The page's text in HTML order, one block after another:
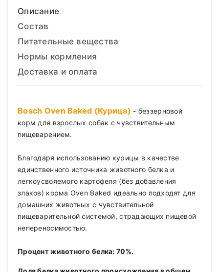
Описание
Состав
Питательные вещества
Нормы кормления
Доставка и оплата
Bosch Oven Baked (Курица) - беззерновой
корм для взрослых собак с чувствительным
пищеварением.
Благодаря использованию курицы в качестве
единственного источника животного белка и
легкоусвояемого картофеля (без добавления
злаков) корма Oven Baked идеально подходят для
домашних животных с чувствительной
пищеварительной системой, страдающих пищевой
непереносимостью.
Процент животного белка: 70%.